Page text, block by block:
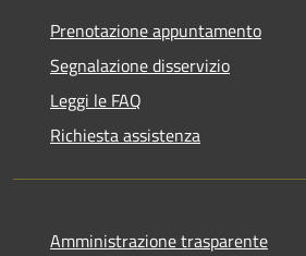
Prenotazione appuntamento
Segnalazione disservizio
Leggi le FAQ
Richiesta assistenza
Amministrazione trasparente